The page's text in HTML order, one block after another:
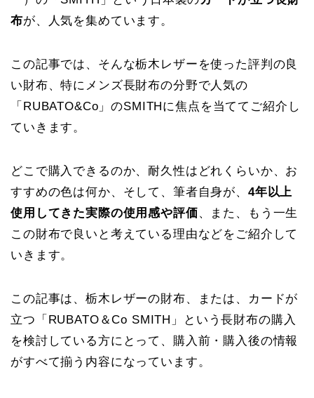
布が、人気を集めています。
この記事では、そんな栃木レザーを使った評判の良
い財布、特にメンズ長財布の分野で人気の
「RUBATO&Co」のSMITHに焦点を当ててご紹介し
ていきます。
どこで購入できるのか、耐久性はどれくらいか、お
すすめの色は何か、そして、筆者自身が、 4年以上
使用してきた実際の使用感や評価、また、もう一生
この財布で良いと考えている理由などをご紹介して
いきます。
この記事は、栃木レザーの財布、または、カードが
立つ「RUBATO＆Co SMITH」という長財布の購入
を検討している方にとって、購入前・購入後の情報
がすべて揃う内容になっています。